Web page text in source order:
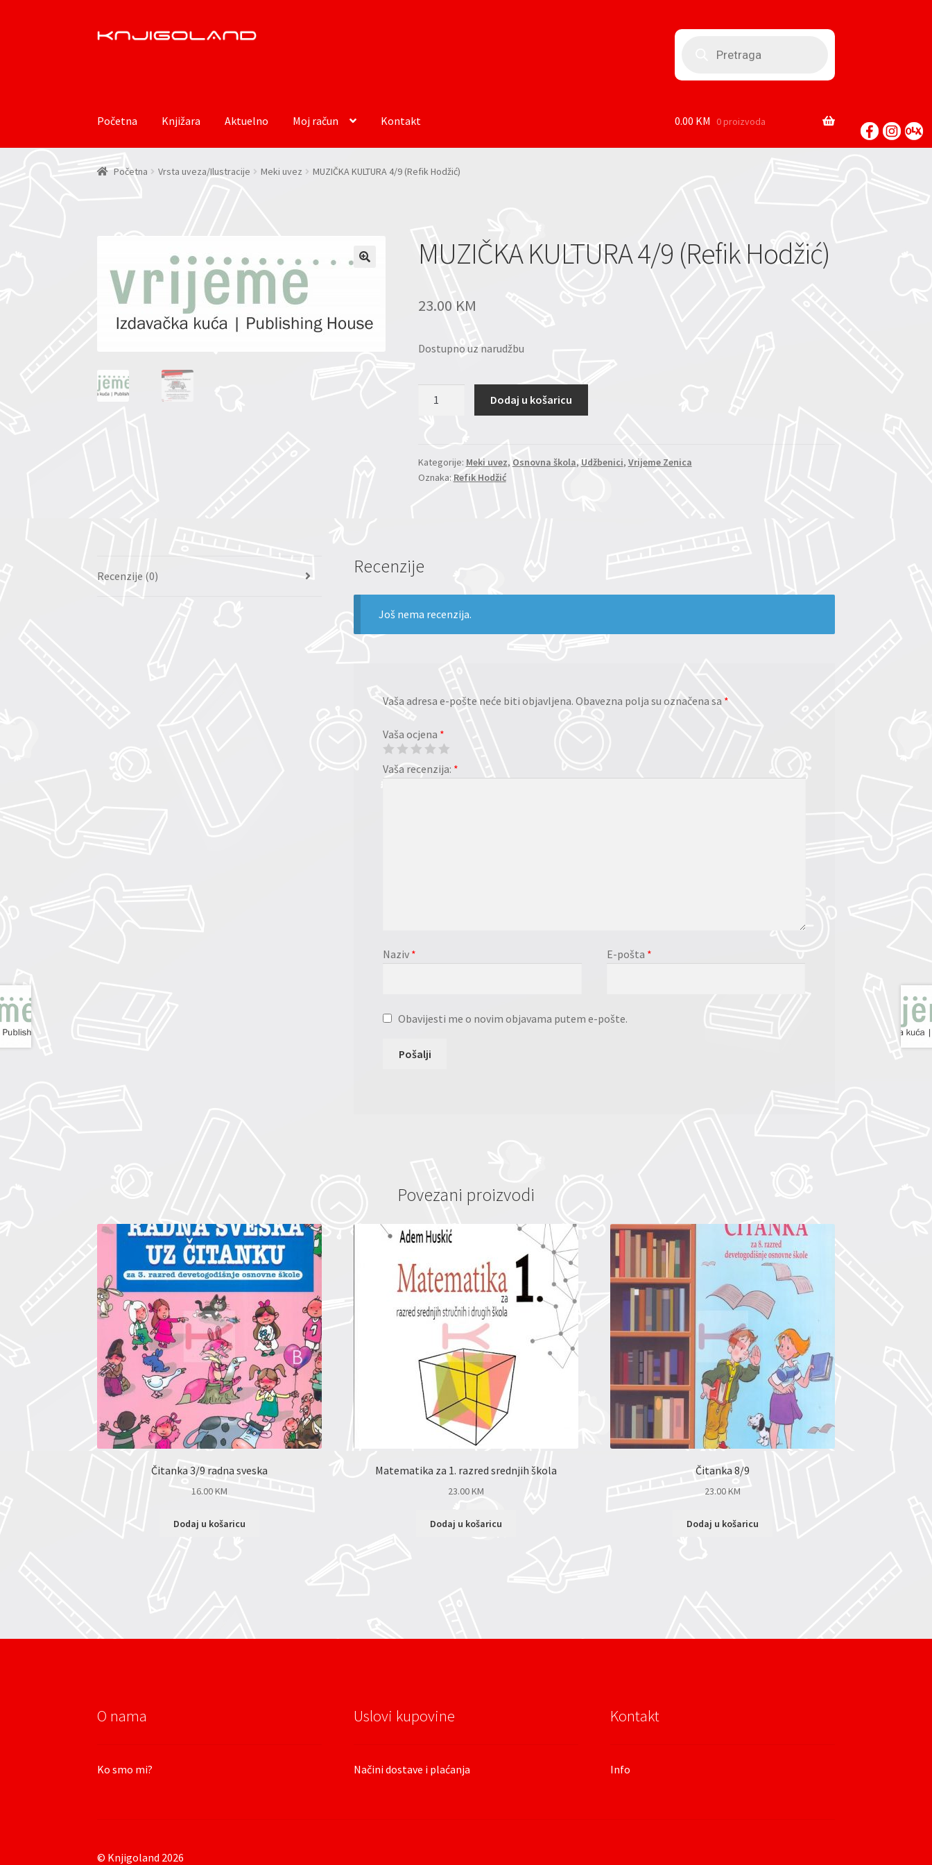
Preskoči
Skoči
Početna Knjižara Aktuelno Moj račun Kontakt 0.00 KM 0 proizvoda
Početna Vrsta uveza/Ilustracije Meki uvez MUZIČKA KULTURA 4/9 (Refik Hodžić)
MUZIČKA KULTURA 4/9 (Refik Hodžić)
23.00 KM
Dostupno uz narudžbu
(Refik
Hodžić)
količina
Dodaj u košaricu
Kategorije: Meki uvez, Osnovna škola, Udžbenici, Vrijeme Zenica
Oznaka: Refik Hodžić
Recenzije (0) Recenzije
Još nema recenzija.
Vaša adresa e-pošte neće biti objavljena. Obavezna polja su označena sa *
Vaša ocjena *
Vaša recenzija: *
Naziv * E-pošta *
Obavijesti me o novim objavama putem e-pošte.
Povezani proizvodi
Čitanka 3/9 radna sveska
16.00KM
Dodaj u košaricu
Matematika za 1. razred srednjih škola
23.00KM
Dodaj u košaricu
Čitanka 8/9
23.00KM
Dodaj u košaricu
O nama
Ko smo mi?
Uslovi kupovine
Načini dostave i plaćanja
Kontakt
Info
© Knjigoland 2026